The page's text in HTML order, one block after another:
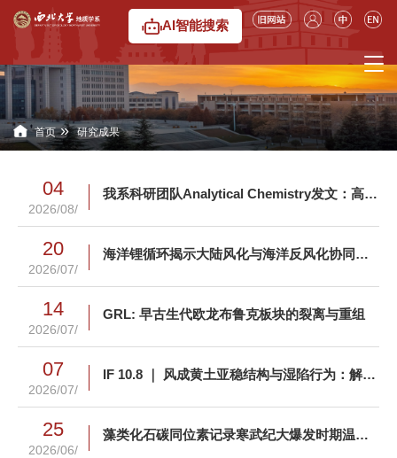
AI智能搜索
首页 » 研究成果
04
2026/08/
我系科研团队Analytical Chemistry发文：高精度锡石原位锡同位素分析有了新“标尺”
20
2026/07/
海洋锂循环揭示大陆风化与海洋反风化协同调控新生代全球气候变冷
14
2026/07/
GRL: 早古生代欧龙布鲁克板块的裂离与重组
07
2026/07/
IF 10.8 ｜ 风成黄土亚稳结构与湿陷行为：解码多尺度孔隙拓扑的渗流密码，重塑湿陷性黄土的水力控制机制
25
2026/06/
藻类化石碳同位素记录寒武纪大爆发时期温室-超温室-温室三阶段气候变化模式